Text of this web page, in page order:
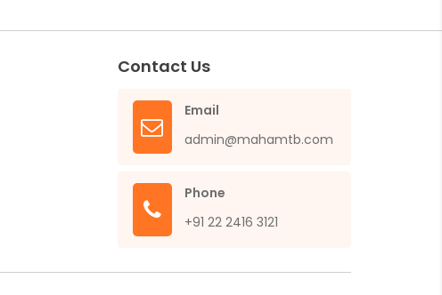
Contact Us
Email
admin@mahamtb.com
Phone
+91 22 2416 3121